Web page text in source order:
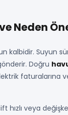
Neden
kalbidir. Suyun
Doğru
faturalarına
hızlı veya